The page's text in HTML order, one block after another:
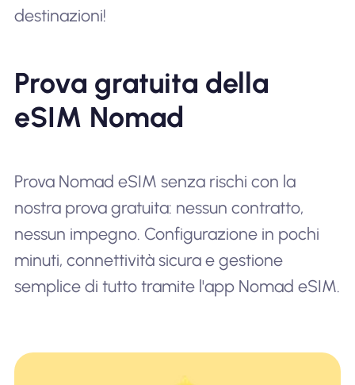
destinazioni!
Prova gratuita della
eSIM Nomad
Prova Nomad eSIM senza rischi con la
nostra prova gratuita: nessun contratto,
nessun impegno. Configurazione in pochi
minuti, connettività sicura e gestione
semplice di tutto tramite l'app Nomad eSIM.